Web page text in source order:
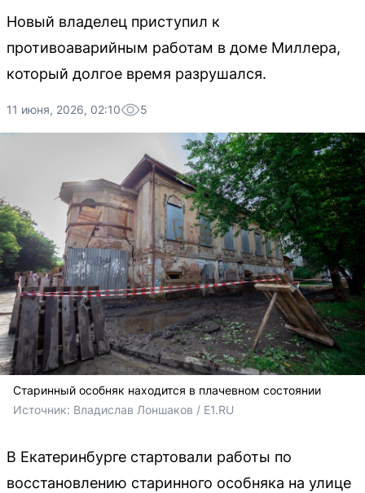
Новый владелец приступил к
противоаварийным работам в доме Миллера,
который долгое время разрушался.
11 июня, 2026, 02:10 5
Старинный особняк находится в плачевном состоянии
Источник: Владислав Лоншаков / E1.RU
В Екатеринбурге стартовали работы по
восстановлению старинного особняка на улице